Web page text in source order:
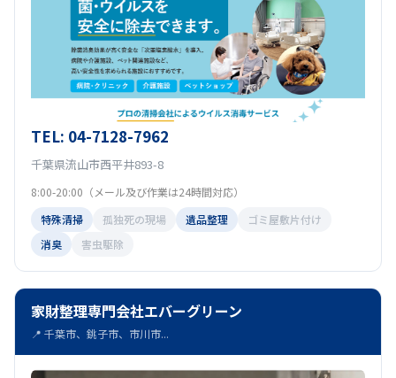
TEL: 04-7128-7962
千葉県流山市西平井893-8
8:00-20:00（メール及び作業は24時間対応）
特殊清掃
孤独死の現場 遺品整理
ゴミ屋敷片付け
消臭
害虫駆除
家財整理専門会社エバーグリーン
📍 千葉市、銚子市、市川市...